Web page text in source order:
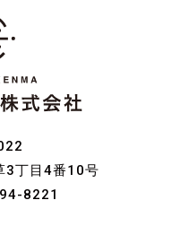
3丁目4番10号
8221